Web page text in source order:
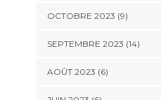
OCTOBRE 2023 (9)
SEPTEMBRE 2023 (14)
AOÛT 2023 (6)